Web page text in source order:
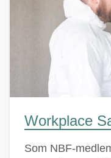
Workplace
Som NBF-